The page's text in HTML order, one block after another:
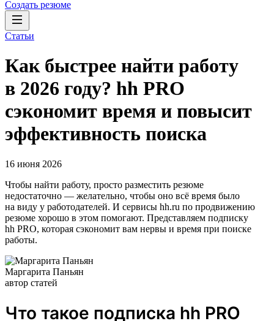
Создать резюме
Статьи
Как быстрее найти работу
в 2026 году? hh PRO
сэкономит время и повысит
эффективность поиска
16 июня 2026
Чтобы найти работу, просто разместить резюме
недостаточно — желательно, чтобы оно всё время было
на виду у работодателей. И сервисы hh.ru по продвижению
резюме хорошо в этом помогают. Представляем подписку
hh PRO, которая сэкономит вам нервы и время при поиске
работы.
Маргарита Паньян
автор статей
Что такое подписка hh PRO